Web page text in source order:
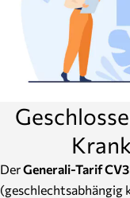
DerGenerali-Tarif
(geschlechtsabhängig